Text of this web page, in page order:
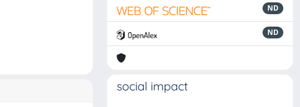
ND
ND
social impact